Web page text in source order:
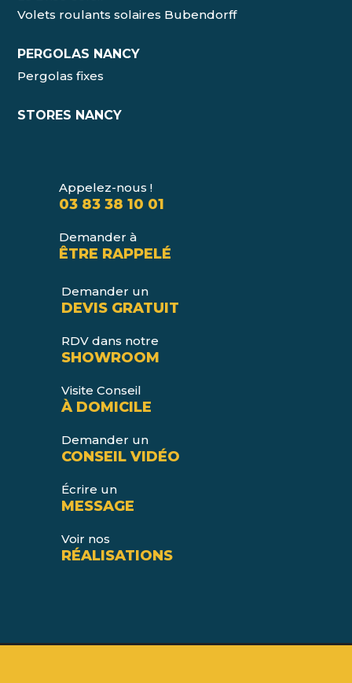
Volets roulants solaires Bubendorff
PERGOLAS NANCY
Pergolas fixes
STORES NANCY
Appelez-nous !
03 83 38 10 01
Demander à
ÊTRE RAPPELÉ
Demander un
DEVIS GRATUIT
RDV dans notre
SHOWROOM
Visite Conseil
À DOMICILE
Demander un
CONSEIL VIDÉO
Écrire un
MESSAGE
Voir nos
RÉALISATIONS